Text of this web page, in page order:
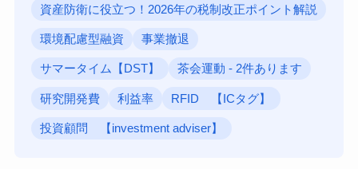
資産防衛に役立つ！2026年の税制改正ポイント解説
環境配慮型融資 事業撤退
サマータイム【DST】 茶会運動 - 2件あります
研究開発費 利益率 RFID 【ICタグ】
投資顧問 【investment adviser】